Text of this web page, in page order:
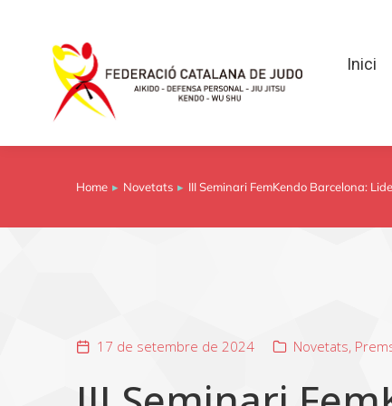
Inici
You are here:
Home Novetats III Seminari FemKendo Barcelona:
17 de setembre de 2024 Novetats,